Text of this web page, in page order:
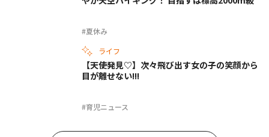
#夏休み
ライフ
#育児ニュース
【天使発見♡】次々飛び出す女の子の笑顔から
目が離せない!!!